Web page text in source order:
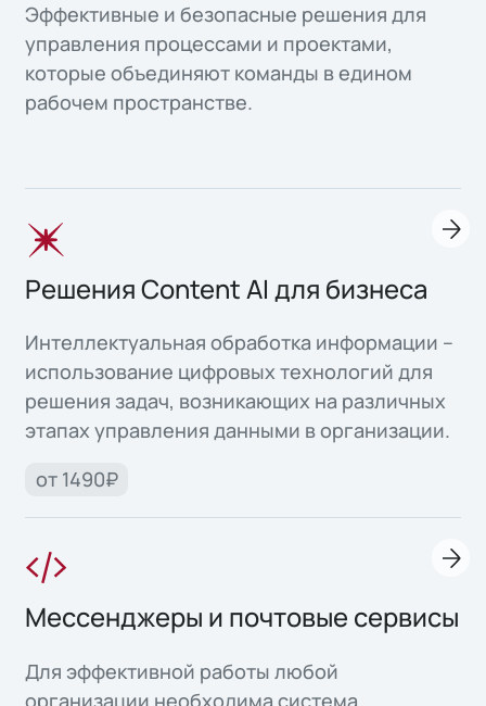
Эффективные и безопасные решения для
управления процессами и проектами,
которые объединяют команды в едином
рабочем пространстве.
Решения Content AI для бизнеса
Интеллектуальная обработка информации –
использование цифровых технологий для
решения задач, возникающих на различных
этапах управления данными в организации.
от 1490₽
Мессенджеры и почтовые сервисы
Для эффективной работы любой
организации необходима система